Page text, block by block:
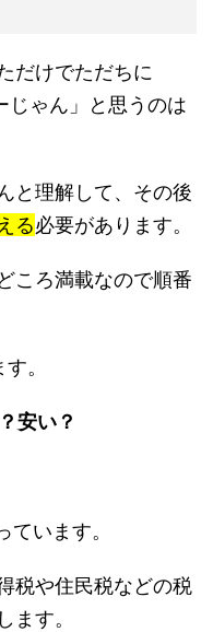
だけでただちに
じゃん」と思うのは
と理解して、その後
る必要があります。
ころ満載なので順番
。
安い？
います。
税や住民税などの税
ます。